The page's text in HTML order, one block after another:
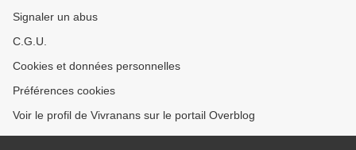
Signaler un abus
C.G.U.
Cookies et données personnelles
Préférences cookies
Voir le profil de Vivranans sur le portail Overblog